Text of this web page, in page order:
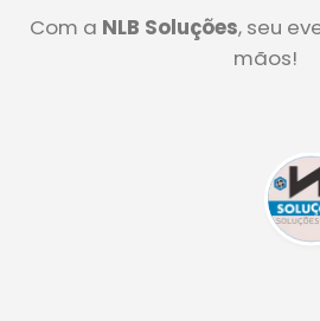
Com a NLB Soluções, seu
mãos!